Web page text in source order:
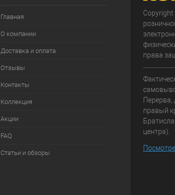
Главная
О компании
Доставка и оплата
Отзывы
Контакты
Коллекция
Акции
FAQ
Статьи и обзоры
права
Перерва,
правый
центра).